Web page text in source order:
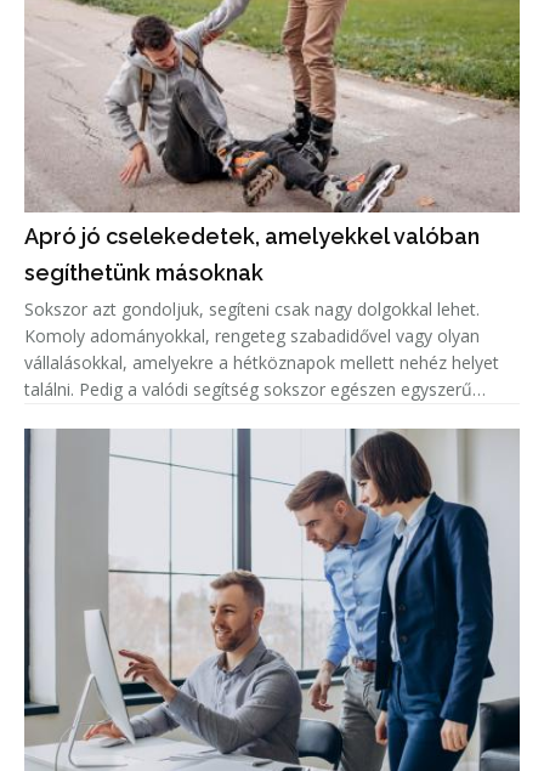
Apró jó cselekedetek, amelyekkel valóban
segíthetünk másoknak
Sokszor azt gondoljuk, segíteni csak nagy dolgokkal lehet.
Komoly adományokkal, rengeteg szabadidővel vagy olyan
vállalásokkal, amelyekre a hétköznapok mellett nehéz helyet
találni. Pedig a valódi segítség sokszor egészen egyszerű